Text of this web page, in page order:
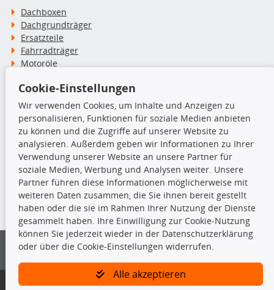
Dachboxen
Dachgrundträger
Ersatzteile
Fahrradträger
Motoröle
Schneeketten
TecDoc Inside
Die hier angezeigten Daten insbesondere die gesamte Datenbank dürfen
nicht kopiert werden.
Es ist zu unterlassen, die Daten oder die gesamte Datenbank ohne
vorherige Zustimmung von TecDoc zu vervielfältigen, zu verbreiten
und/oder diese Handlungen durch Dritte ausführen zu lassen. Ein
Bitte prüfen Sie, ob das über unseren Onlineshop identifizierte Ersatzteil
Cookie-Einstellungen
Wir verwenden Cookies, um Inhalte und Anzeigen zu
personalisieren, Funktionen für soziale Medien anbieten
zu können und die Zugriffe auf unserer Website zu
analysieren. Außerdem geben wir Informationen zu Ihrer
Verwendung unserer Website an unsere Partner für
soziale Medien, Werbung und Analysen weiter. Unsere
Partner führen diese Informationen möglicherweise mit
weiteren Daten zusammen, die Sie ihnen bereit gestellt
haben oder die sie im Rahmen Ihrer Nutzung der Dienste
gesammelt haben. Ihre Einwilligung zur Cookie-Nutzung
können Sie jederzeit wieder in der Datenschutzerklärung
oder über die Cookie-Einstellungen widerrufen.
Alle akzeptieren